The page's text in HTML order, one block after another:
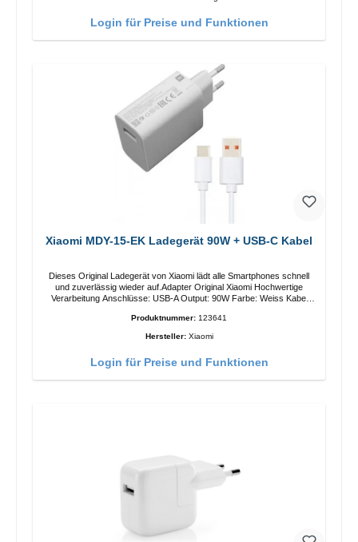
Login für Preise und Funktionen
Xiaomi MDY-15-EK Ladegerät 90W + USB-C Kabel
Dieses Original Ladegerät von Xiaomi lädt alle Smartphones schnell
und zuverlässig wieder auf.Adapter Original Xiaomi Hochwertige
Verarbeitung Anschlüsse: USB-A Output: 90W Farbe: Weiss Kabel
Produktnummer: 123641
Hersteller: Xiaomi
Login für Preise und Funktionen